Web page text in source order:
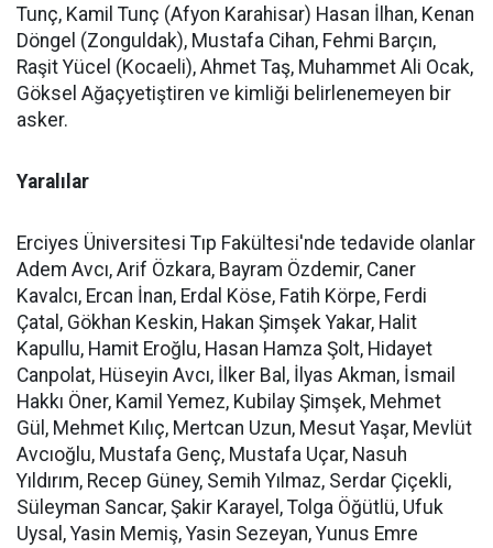
Tunç, Kamil Tunç (Afyon Karahisar) Hasan İlhan, Kenan
Döngel (Zonguldak), Mustafa Cihan, Fehmi Barçın,
Raşit Yücel (Kocaeli), Ahmet Taş, Muhammet Ali Ocak,
Göksel Ağaçyetiştiren ve kimliği belirlenemeyen bir
asker.
Yaralılar
Erciyes Üniversitesi Tıp Fakültesi'nde tedavide olanlar
Adem Avcı, Arif Özkara, Bayram Özdemir, Caner
Kavalcı, Ercan İnan, Erdal Köse, Fatih Körpe, Ferdi
Çatal, Gökhan Keskin, Hakan Şimşek Yakar, Halit
Kapullu, Hamit Eroğlu, Hasan Hamza Şolt, Hidayet
Canpolat, Hüseyin Avcı, İlker Bal, İlyas Akman, İsmail
Hakkı Öner, Kamil Yemez, Kubilay Şimşek, Mehmet
Gül, Mehmet Kılıç, Mertcan Uzun, Mesut Yaşar, Mevlüt
Avcıoğlu, Mustafa Genç, Mustafa Uçar, Nasuh
Yıldırım, Recep Güney, Semih Yılmaz, Serdar Çiçekli,
Süleyman Sancar, Şakir Karayel, Tolga Öğütlü, Ufuk
Uysal, Yasin Memiş, Yasin Sezeyan, Yunus Emre